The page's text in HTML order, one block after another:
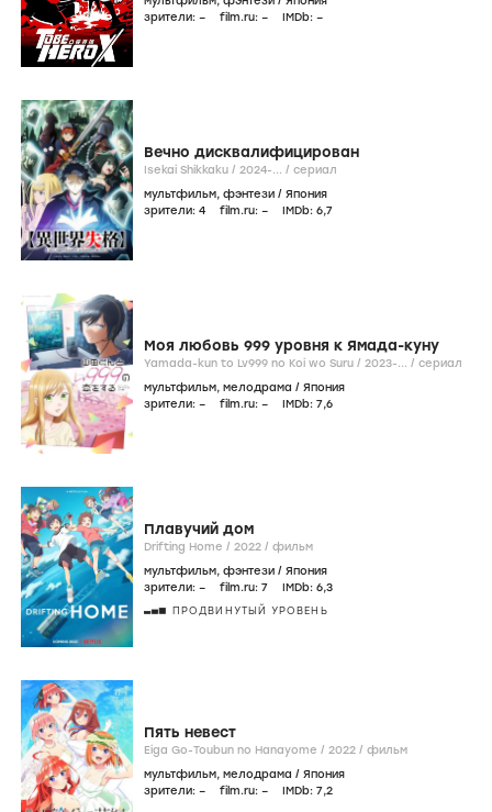
зрители: – film.ru: – IMDb: –
Вечно дисквалифицирован
Isekai Shikkaku / 2024-... / сериал
мультфильм, фэнтези / Япония
зрители: 4 film.ru: – IMDb: 6,7
Моя любовь 999 уровня к Ямада-куну
Yamada-kun to Lv999 no Koi wo Suru / 2023-... / сериал
мультфильм, мелодрама / Япония
зрители: – film.ru: – IMDb: 7,6
Плавучий дом
Drifting Home / 2022 / фильм
мультфильм, фэнтези / Япония
зрители: – film.ru: 7 IMDb: 6,3
ПРОДВИНУТЫЙ УРОВЕНЬ
Пять невест
Eiga Go-Toubun no Hanayome / 2022 / фильм
мультфильм, мелодрама / Япония
зрители: – film.ru: – IMDb: 7,2